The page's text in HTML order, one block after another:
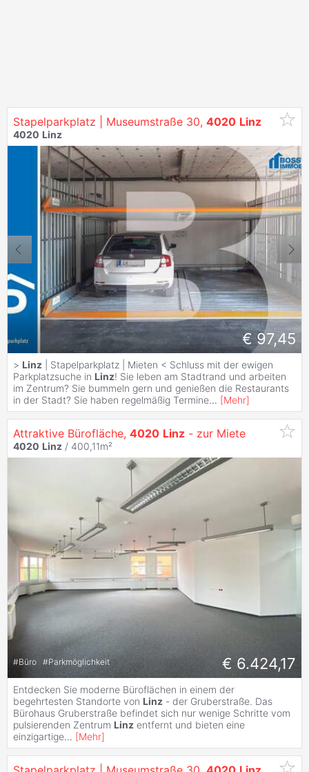
Stapelparkplatz | Museumstraße 30, 4020 Linz
4020 Linz
€ 97,45
> Linz | Stapelparkplatz | Mieten < Schluss mit der ewigen
Parkplatzsuche in Linz! Sie leben am Stadtrand und arbeiten
im Zentrum? Sie bummeln gern und genießen die Restaurants
in der Stadt? Sie haben regelmäßig Termine... [Mehr]
Attraktive Bürofläche, 4020 Linz - zur Miete
4020 Linz / 400,11m²
#Büro #Parkmöglichkeit € 6.424,17
Entdecken Sie moderne Büroflächen in einem der
begehrtesten Standorte von Linz - der Gruberstraße. Das
Bürohaus Gruberstraße befindet sich nur wenige Schritte vom
pulsierenden Zentrum Linz entfernt und bieten eine
einzigartige... [Mehr]